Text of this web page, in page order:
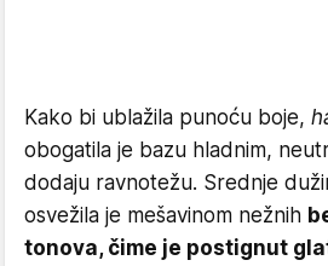
Kako bi ublažila punoću boje,
obogatila je bazu hladnim,
dodaju ravnotežu. Srednje
osvežila je mešavinom nežnih
tonova, čime je postignut